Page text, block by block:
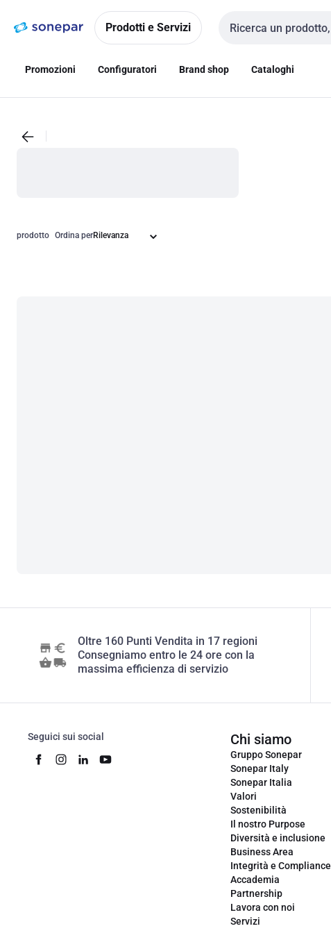
navigazionealla
Prodotti e Servizi
Cerca input
Promozioni Configuratori Brand shop Cataloghi
prodotto Ordina per
Oltre 160 Punti Vendita in 17 regioni
Consegniamo entro le 24 ore con la
massima efficienza di servizio
Seguici sui social Chi siamo
Gruppo Sonepar
Sonepar Italy
Sonepar Italia
Valori
Sostenibilità
Il nostro Purpose
Diversità e inclusione
Business Area
Integrità e Compliance
Accademia
Partnership
Lavora con noi
Servizi